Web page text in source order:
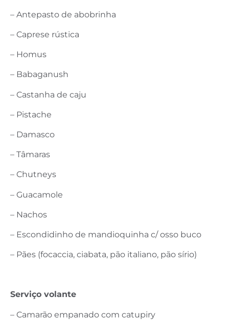
– Antepasto de abobrinha
– Caprese rústica
– Homus
– Babaganush
– Castanha de caju
– Pistache
– Damasco
– Tâmaras
– Chutneys
– Guacamole
– Nachos
– Escondidinho de mandioquinha c/ osso buco
– Pães (focaccia, ciabata, pão italiano, pão sírio)
Serviço volante
– Camarão empanado com catupiry